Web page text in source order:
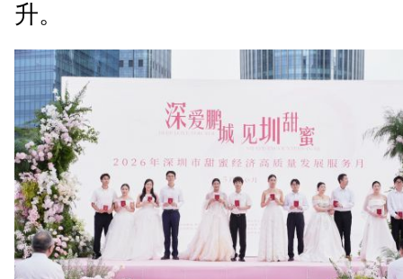
升。